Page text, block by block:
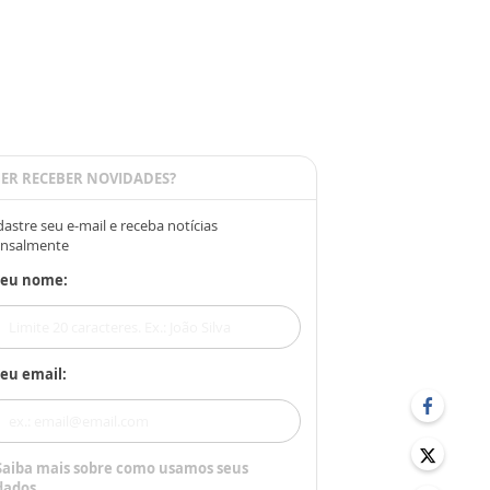
RECEBER NOVIDADES?
seu e-mail e receba notícias
nome:
email:
mais sobre como usamos seus